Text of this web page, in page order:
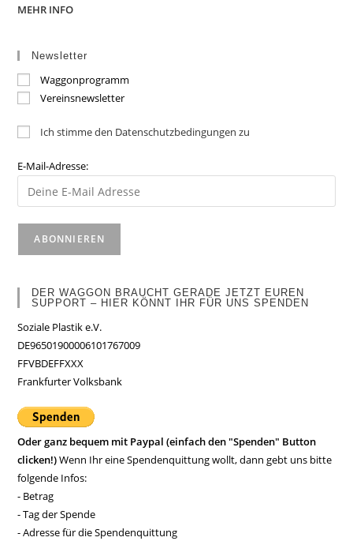
MEHR INFO
Newsletter
Waggonprogramm
Vereinsnewsletter
Ich stimme den Datenschutzbedingungen zu
E-Mail-Adresse:
DER WAGGON BRAUCHT GERADE JETZT EUREN
SUPPORT – HIER KÖNNT IHR FÜR UNS SPENDEN
Soziale Plastik e.V.
DE96501900006101767009
FFVBDEFFXXX
Frankfurter Volksbank
Oder ganz bequem mit Paypal (einfach den "Spenden" Button
clicken!)Wenn Ihr eine Spendenquittung wollt, dann gebt uns bitte
folgende Infos:
- Betrag
- Tag der Spende
- Adresse für die Spendenquittung